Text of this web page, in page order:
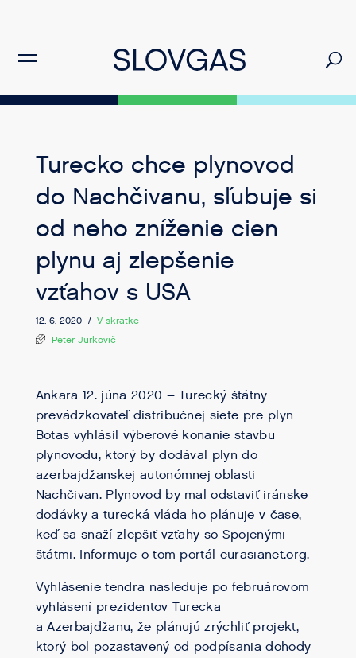
Turecko chce plynovod
do Nachčivanu, sľubuje si
od neho zníženie cien
plynu aj zlepšenie
vzťahov s USA
12. 6. 2020 / V skratke
Peter Jurkovič
Ankara 12. júna 2020 – Turecký štátny
prevádzkovateľ distribučnej siete pre plyn
Botas vyhlásil výberové konanie stavbu
plynovodu, ktorý by dodával plyn do
azerbajdžanskej autonómnej oblasti
Nachčivan. Plynovod by mal odstaviť iránske
dodávky a turecká vláda ho plánuje v čase,
keď sa snaží zlepšiť vzťahy so Spojenými
štátmi. Informuje o tom portál eurasianet.org.
Vyhlásenie tendra nasleduje po februárovom
vyhlásení prezidentov Turecka
a Azerbajdžanu, že plánujú zrýchliť projekt,
ktorý bol pozastavený od podpísania dohody